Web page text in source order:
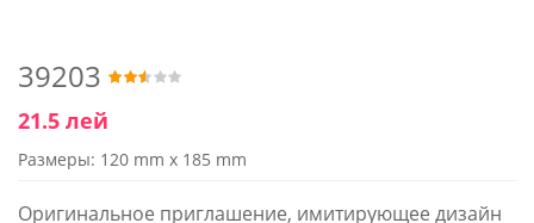
39203
21.5 лей
Размеры: 120 mm x 185 mm
Оригинальное приглашение, имитирующее дизайн